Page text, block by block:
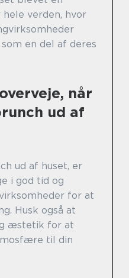
verden, hvor
en del af deres
når
ud af
ud af huset, er
i god tid og
for at
Husk også at
æstetik for at
til din